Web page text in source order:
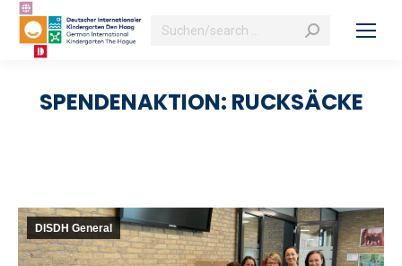
Search:
SPENDENAKTION: RUCKSÄCKE
DISDH General